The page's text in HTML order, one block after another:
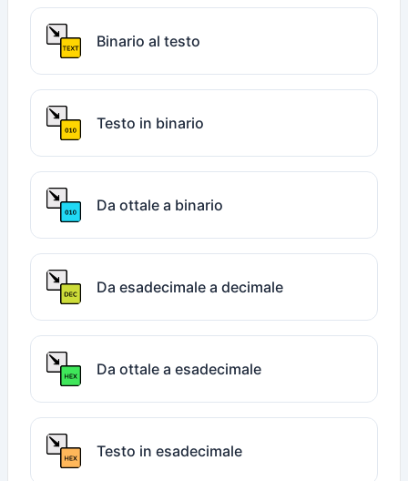
Binario al testo
Testo in binario
Da ottale a binario
Da esadecimale a decimale
Da ottale a esadecimale
Testo in esadecimale